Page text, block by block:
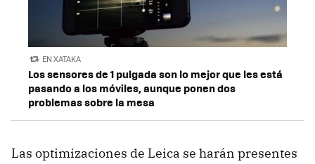
EN XATAKA
Los sensores de 1 pulgada son lo mejor que les está
pasando a los móviles, aunque ponen dos
problemas sobre la mesa
Las optimizaciones de Leica se harán presentes